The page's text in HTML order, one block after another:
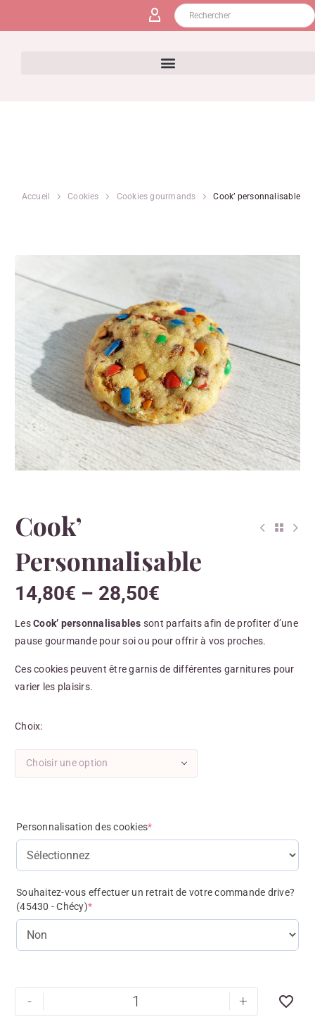
Accueil Cookies Cookies gourmands Cook’ personnalisable
Cook’
Personnalisable
14,80€ – 28,50€
LesCook’ personnalisables sont parfaits afin de profiter d’une
pause gourmande pour soi ou pour offrir à vos proches.
Ces cookies peuvent être garnis de différentes garnitures pour
varier les plaisirs.
Choix
Choisir une option
Personnalisation des cookies*
Souhaitez-vous effectuer un retrait de votre commande drive?
(45430 - Chécy)*
- +